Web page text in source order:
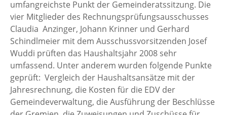
umfangreichste Punkt der Gemeinderatssitzung. Die
vier Mitglieder des Rechnungsprüfungsausschusses
Claudia Anzinger, Johann Krinner und Gerhard
Schindlmeier mit dem Ausschussvorsitzenden Josef
Wuddi prüften das Haushaltsjahr 2008 sehr
umfassend. Unter anderem wurden folgende Punkte
geprüft: Vergleich der Haushaltsansätze mit der
Jahresrechnung, die Kosten für die EDV der
Gemeindeverwaltung, die Ausführung der Beschlüsse